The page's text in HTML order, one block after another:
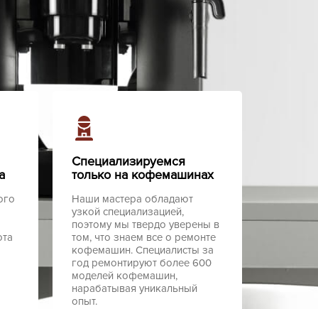
Специализируемся
только на кофемашинах
Наши мастера обладают
узкой специализацией,
поэтому мы твердо уверены в
том, что знаем все о ремонте
кофемашин. Специалисты за
год ремонтируют более 600
моделей кофемашин,
нарабатывая уникальный
опыт.